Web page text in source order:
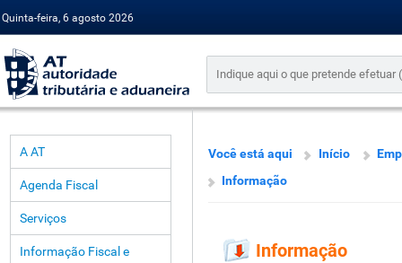
Quinta-feira, 6 agosto 2026
A AT
Agenda Fiscal
Serviços
Informação Fiscal e
Você está aqui Início
Informação
Informação